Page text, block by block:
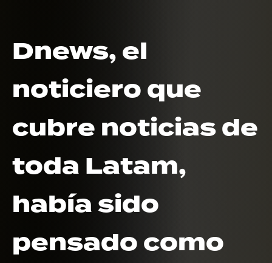
Dnews, el
noticiero que
cubre noticias de
toda Latam,
había sido
pensado como